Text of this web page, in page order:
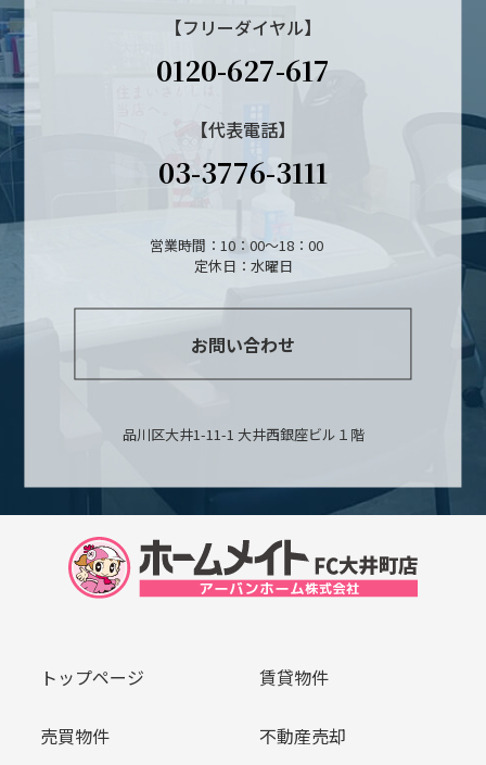
【フリーダイヤル】
0120-627-617
【代表電話】
03-3776-3111
営業時間：10：00～18：00
定休日：水曜日
お問い合わせ
品川区大井1-11-1 大井西銀座ビル１階
トップページ 賃貸物件
売買物件 不動産売却